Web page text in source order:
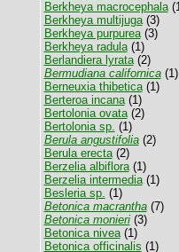
Berkheya macrocephala
Berkheya multijuga(3)
Berkheya purpurea(3)
Berkheya radula(1)
Berlandiera lyrata(2)
Bermudiana californica(1)
Berneuxia thibetica(1)
Berteroa incana(1)
Bertolonia ovata(2)
Bertolonia sp. (1)
Berula angustifolia(2)
Berula erecta(2)
Berzelia albiflora(1)
Berzelia intermedia(1)
Besleria sp. (1)
Betonica macrantha(7)
Betonica monieri(3)
Betonica nivea(1)
Betonica officinalis (1)